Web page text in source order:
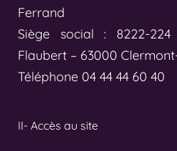
Ferrand
Siège social : 8222-
Flaubert – 63000
Téléphone 04 44 44 60 40
II- Accès au site